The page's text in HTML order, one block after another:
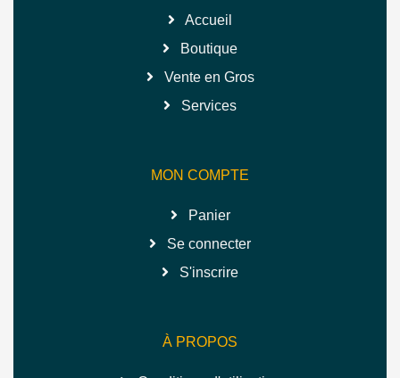
Accueil
Boutique
Vente en Gros
Services
MON COMPTE
Panier
Se connecter
S'inscrire
À PROPOS